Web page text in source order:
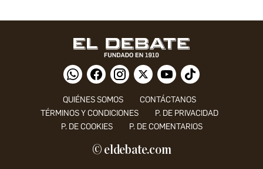
QUIÉNES SOMOS
CONTÁCTANOS
TÉRMINOS Y CONDICIONES
P. DE PRIVACIDAD
P. DE COOKIES
P. DE COMENTARIOS
© eldebate.com